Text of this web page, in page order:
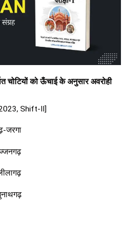
चोटियों को ऊँचाई के अनुसार अवरोही
Shift-II]
जरगा